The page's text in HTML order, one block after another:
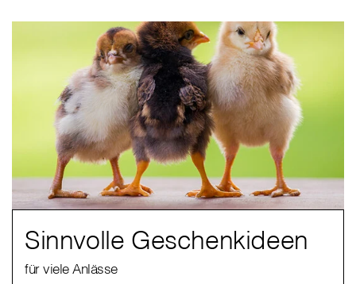
Sinnvolle Geschenkideen
für viele Anlässe